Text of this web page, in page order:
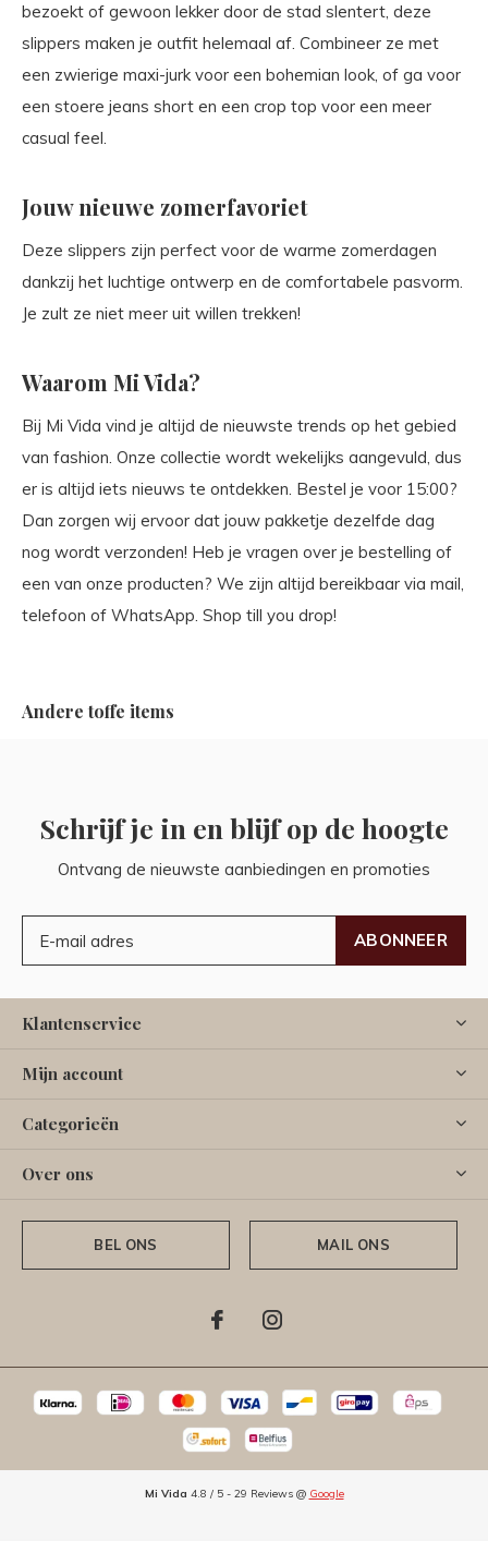
bezoekt of gewoon lekker door de stad slentert, deze
slippers maken je outfit helemaal af. Combineer ze met
een zwierige maxi-jurk voor een bohemian look, of ga voor
een stoere jeans short en een crop top voor een meer
casual feel.
Jouw nieuwe zomerfavoriet
Deze slippers zijn perfect voor de warme zomerdagen
dankzij het luchtige ontwerp en de comfortabele pasvorm.
Je zult ze niet meer uit willen trekken!
Waarom Mi Vida?
Bij Mi Vida vind je altijd de nieuwste trends op het gebied
van fashion. Onze collectie wordt wekelijks aangevuld, dus
er is altijd iets nieuws te ontdekken. Bestel je voor 15:00?
Dan zorgen wij ervoor dat jouw pakketje dezelfde dag
nog wordt verzonden! Heb je vragen over je bestelling of
een van onze producten? We zijn altijd bereikbaar via mail,
telefoon of WhatsApp. Shop till you drop!
Andere toffe items
Schrijf je in en blijf op de hoogte
Ontvang de nieuwste aanbiedingen en promoties
ABONNEER
Klantenservice
Mijn account
Categorieën
Over ons
BEL ONS MAIL ONS
Mi Vida 4.8 / 5- 29 Reviews @ Google